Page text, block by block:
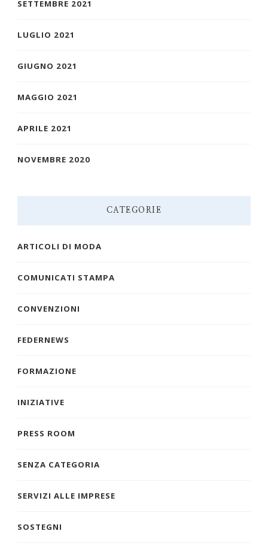
SETTEMBRE 2021
LUGLIO 2021
GIUGNO 2021
MAGGIO 2021
APRILE 2021
NOVEMBRE 2020
CATEGORIE
ARTICOLI DI MODA
COMUNICATI STAMPA
CONVENZIONI
FEDERNEWS
FORMAZIONE
INIZIATIVE
PRESS ROOM
SENZA CATEGORIA
SERVIZI ALLE IMPRESE
SOSTEGNI